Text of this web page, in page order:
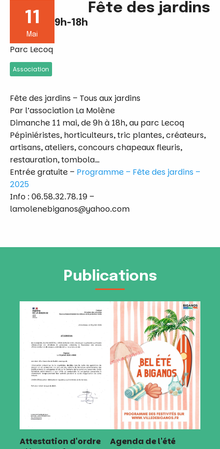
11
Mai
9h-18h
Fête des jardins
Parc Lecoq
Association
Fête des jardins – Tous aux jardins
Par l’association La Molène
Dimanche 11 mai, de 9h à 18h, au parc Lecoq
Pépiniéristes, horticulteurs, tric plantes, créateurs,
artisans, ateliers, concours chapeaux fleuris,
restauration, tombola…
Entrée gratuite – Programme – Fête des jardins –
2025
Info : 06.58.32.78.19 –
lamolenebiganos@yahoo.com
Publications
Attestation d'ordre
Agenda de l'été